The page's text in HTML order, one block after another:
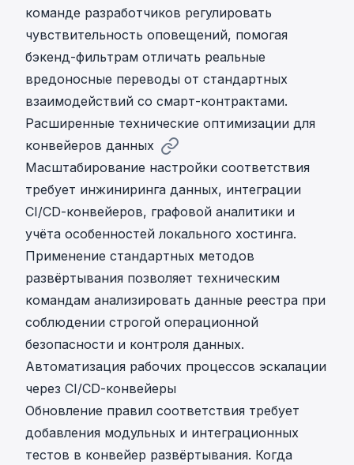
команде разработчиков регулировать
чувствительность оповещений, помогая
бэкенд-фильтрам отличать реальные
вредоносные переводы от стандартных
взаимодействий со смарт-контрактами.
Расширенные технические оптимизации для
конвейеров данных
Масштабирование настройки соответствия
требует инжиниринга данных, интеграции
CI/CD-конвейеров, графовой аналитики и
учёта особенностей локального хостинга.
Применение стандартных методов
развёртывания позволяет техническим
командам анализировать данные реестра при
соблюдении строгой операционной
безопасности и контроля данных.
Автоматизация рабочих процессов эскалации
через CI/CD-конвейеры
Обновление правил соответствия требует
добавления модульных и интеграционных
тестов в конвейер развёртывания. Когда